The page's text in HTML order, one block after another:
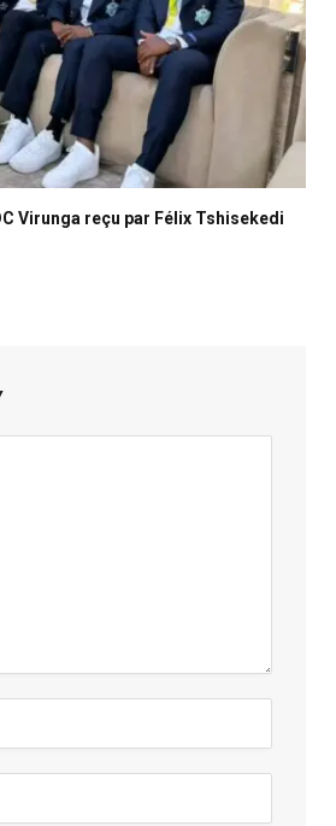
Virunga reçu par Félix Tshisekedi